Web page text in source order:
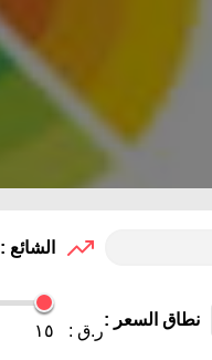
الشائع :
نطاق السعر :
ر.ق : ١٥